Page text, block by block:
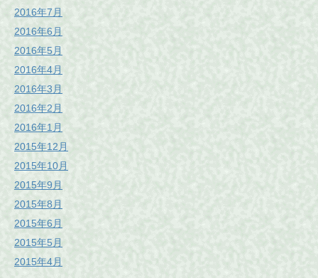
2016年7月
2016年6月
2016年5月
2016年4月
2016年3月
2016年2月
2016年1月
2015年12月
2015年10月
2015年9月
2015年8月
2015年6月
2015年5月
2015年4月